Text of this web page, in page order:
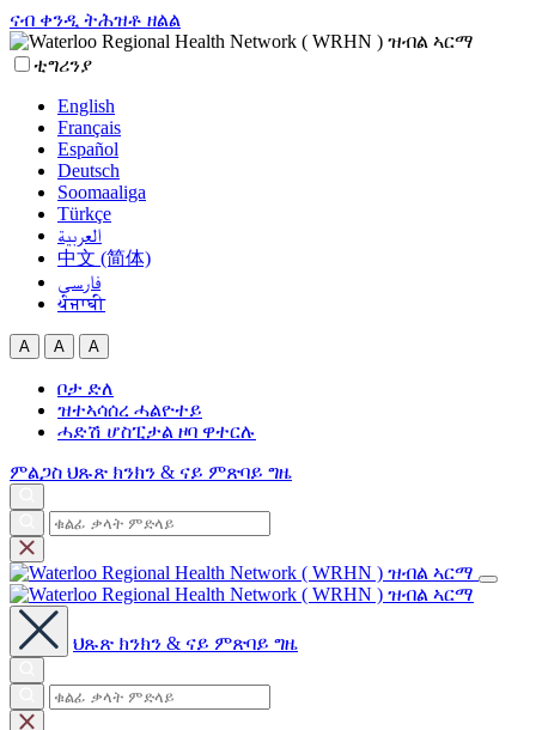
ናብ ቀንዲ ትሕዝቶ ዘልል
ቲግሪንያ
English
Français
Español
Deutsch
Soomaaliga
Türkçe
العربية‏
中文 (简体)
فارسی
ਪੰਜਾਬੀ
A A A
ቦታ ድለ
ዝተኣሳሰረ ሓልዮተይ
ሓድሽ ሆስፒታል ዞባ ዋተርሉ
ምልጋስ ህጹጽ ክንክን & ናይ ምጽባይ ግዜ
ህጹጽ ክንክን & ናይ ምጽባይ ግዜ